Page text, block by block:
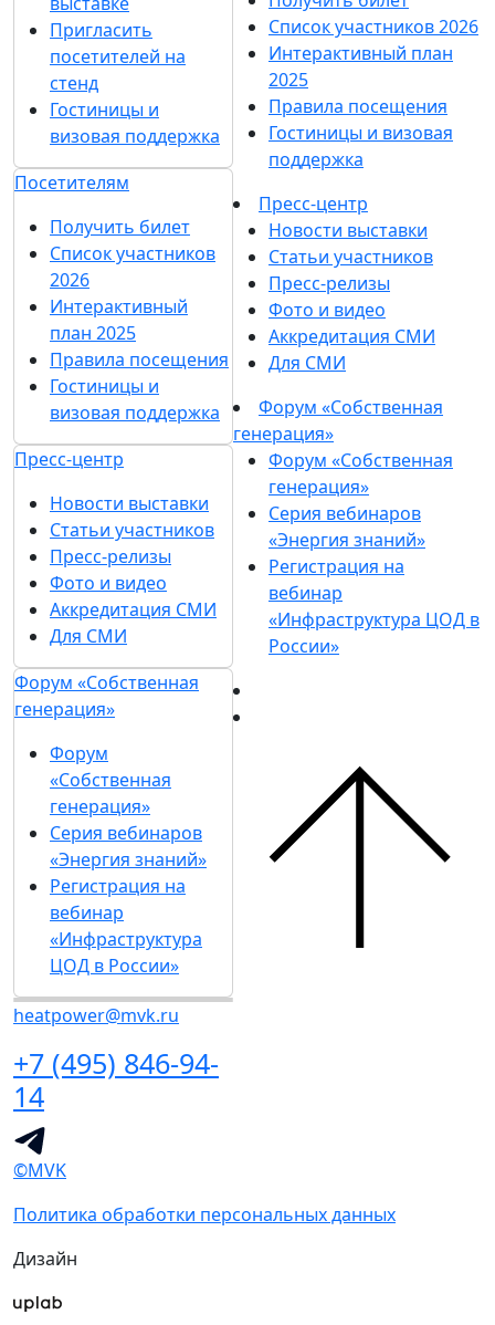
Пригласить
посетителей на
стенд
Гостиницы и
визовая поддержка
Посетителям
Получить билет
Список участников
2026
Интерактивный
план 2025
Правила посещения
Гостиницы и
визовая поддержка
Пресс-центр
Новости выставки
Статьи участников
Пресс-релизы
Фото и видео
Аккредитация СМИ
Для СМИ
Форум «Собственная
генерация»
Форум
«Собственная
генерация»
Серия вебинаров
«Энергия знаний»
Регистрация на
вебинар
«Инфраструктура
ЦОД в России»
heatpower@mvk.ru
+7 (495) 846-94-
14
Список участников 2026
Интерактивный план
2025
Правила посещения
Гостиницы и визовая
поддержка
Пресс-центр
Новости выставки
Статьи участников
Пресс-релизы
Фото и видео
Аккредитация СМИ
Для СМИ
Форум «Собственная
генерация»
Форум «Собственная
генерация»
Серия вебинаров
«Энергия знаний»
Регистрация на
вебинар
«Инфраструктура ЦОД в
России»
©MVK
Политика обработки персональных данных
Дизайн